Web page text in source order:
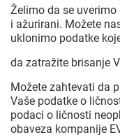
Želimo da se
i ažurirani. Možete
uklonimo podatke
da zatražite brisanje
Možete zahtevati da
Vaše podatke o
podaci o ličnosti
obaveza kompanije